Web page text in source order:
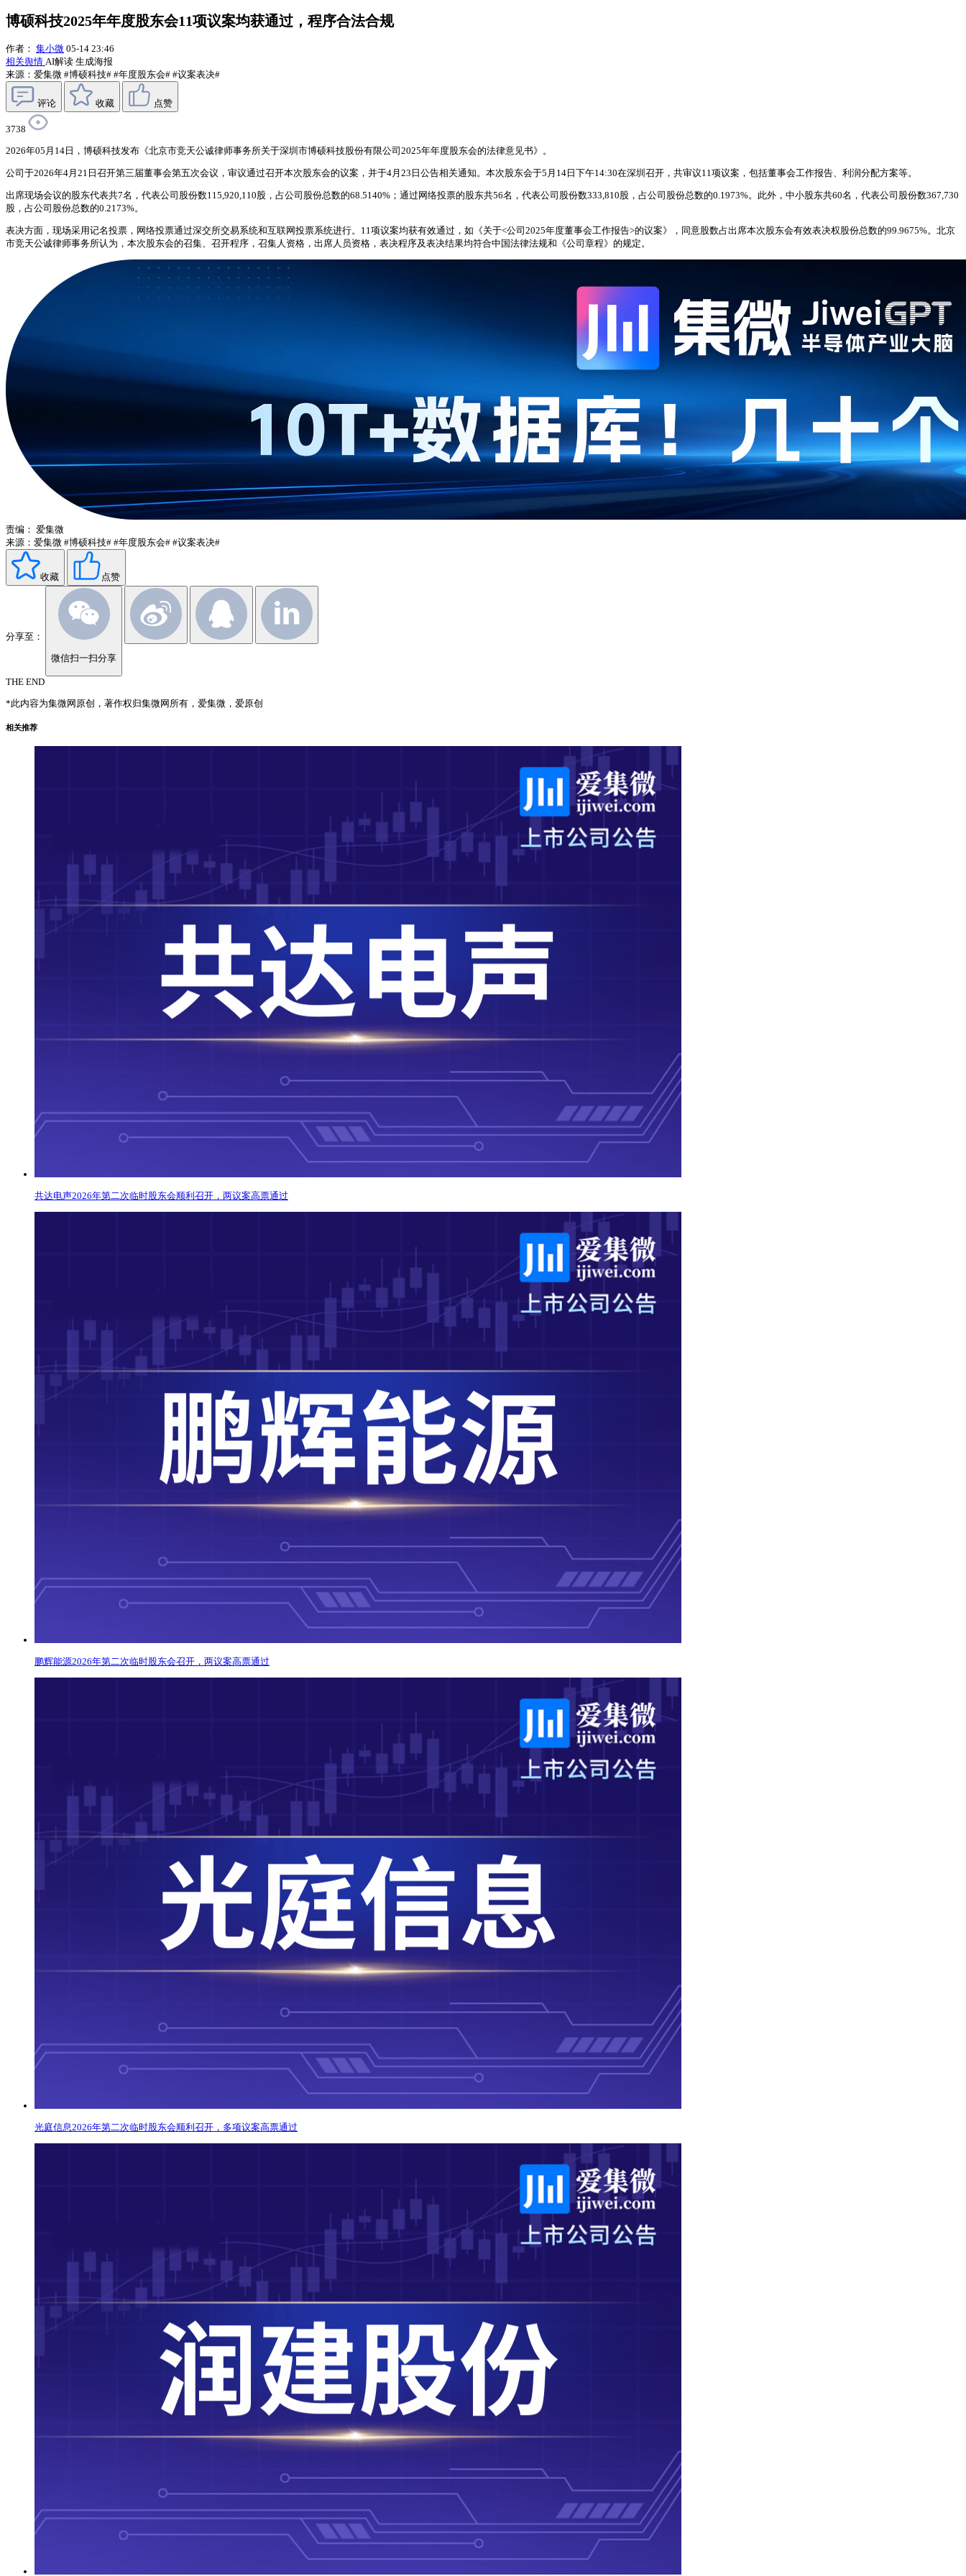
博硕科技2025年年度股东会11项议案均获通过，程序合法合规
作者： 集小微 05-14 23:46
相关舆情 AI解读 生成海报
来源：爱集微 #博硕科技# #年度股东会# #议案表决#
评论 收藏 点赞
3738
2026年05月14日，博硕科技发布《北京市竞天公诚律师事务所关于深圳市博硕科技股份有限公司2025年年度股东会的法律意见书》。
公司于2026年4月21日召开第三届董事会第五次会议，审议通过召开本次股东会的议案，并于4月23日公告相关通知。本次股东会于5月14日下午14:30在深圳召开，共审议11项议案，包括董事会工作报告、利润分配方案等。
出席现场会议的股东代表共7名，代表公司股份数115,920,110股，占公司股份总数的68.5140%；通过网络投票的股东共56名，代表公司股份数333,810股，占公司股份总数的0.1973%。此外，中小股东共60名，代表公司股份数367,730
股，占公司股份总数的0.2173%。
表决方面，现场采用记名投票，网络投票通过深交所交易系统和互联网投票系统进行。11项议案均获有效通过，如《关于<公司2025年度董事会工作报告>的议案》，同意股数占出席本次股东会有效表决权股份总数的99.9675%。北京
市竞天公诚律师事务所认为，本次股东会的召集、召开程序，召集人资格，出席人员资格，表决程序及表决结果均符合中国法律法规和《公司章程》的规定。
责编： 爱集微
来源：爱集微 #博硕科技# #年度股东会# #议案表决#
收藏 点赞
分享至：
微信扫一扫分享
THE END
*此内容为集微网原创，著作权归集微网所有，爱集微，爱原创
相关推荐
共达电声2026年第二次临时股东会顺利召开，两议案高票通过
鹏辉能源2026年第二次临时股东会召开，两议案高票通过
光庭信息2026年第二次临时股东会顺利召开，多项议案高票通过